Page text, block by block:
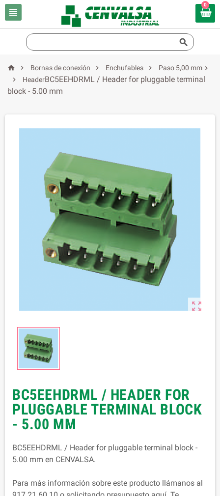

0

  Bornas de conexión  Enchufables 
Paso 5,00 mm

Header

BC5EEHDRML / Header for pluggable terminal
block - 5.00 mm

BC5EEHDRML / HEADER FOR
PLUGGABLE TERMINAL BLOCK
- 5.00 MM
BC5EEHDRML / Header for pluggable terminal block -
5.00 mm en CENVALSA.
Para más información sobre este producto llámanos al